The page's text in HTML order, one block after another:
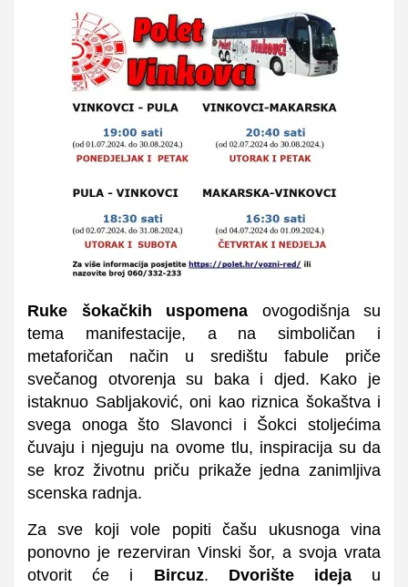
Ruke šokačkih uspomena ovogodišnja su
tema manifestacije, a na simboličan i
metaforičan način u središtu fabule priče
svečanog otvorenja su baka i djed. Kako je
istaknuo Sabljaković, oni kao riznica šokaštva i
svega onoga što Slavonci i Šokci stoljećima
čuvaju i njeguju na ovome tlu, inspiracija su da
se kroz životnu priču prikaže jedna zanimljiva
scenska radnja.
Za sve koji vole popiti čašu ukusnoga vina
ponovno je rezerviran Vinski šor, a svoja vrata
otvorit će i Bircuz. Dvorište idejau